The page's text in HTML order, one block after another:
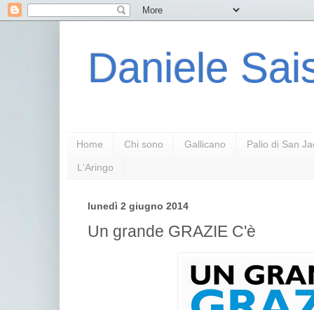
Daniele
Home Chi sono Gallicano Palio di San
L'Aringo
lunedì 2 giugno 2014
Un grande GRAZIE C'è